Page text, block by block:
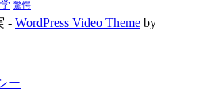
驚愕
- WordPress Video Theme by
ー